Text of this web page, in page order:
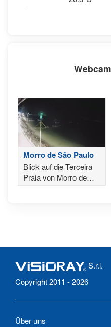
Morro de São Paulo
Blick auf die Terceira
Praia von Morro de
São Paulo
S.r.l.
Copyright 2011 - 2026
Über uns